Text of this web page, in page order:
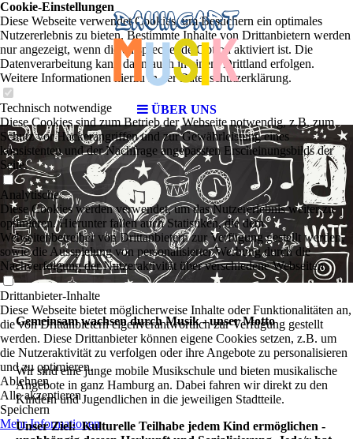
ÜBER UNS
Gemeinsam wachsen durch Musik - unser Motto
Wir sind eine junge mobile Musikschule und bieten musikalische
Angebote in ganz Hamburg an. Dabei fahren wir direkt zu den
Kindern und Jugendlichen in die jeweiligen Stadtteile.
Unser Ziel: Kulturelle Teilhabe jedem Kind ermöglichen -
Cookie-Einstellungen
Diese Webseite verwendet Cookies, um Besuchern ein optimales
Nutzererlebnis zu bieten. Bestimmte Inhalte von Drittanbietern werden
nur angezeigt, wenn die entsprechende Option aktiviert ist. Die
Datenverarbeitung kann dann auch in einem Drittland erfolgen.
Weitere Informationen hierzu in der Datenschutzerklärung.
Technisch notwendige
Diese Cookies sind zum Betrieb der Webseite notwendig, z.B. zum
Schutz vor Hackerangriffen und zur Gewährleistung eines
konsistenten und der Nachfrage angepassten Erscheinungsbilds der
Seite.
Analytische
Diese Cookies werden verwendet, um das Nutzererlebnis weiter zu
optimieren. Hierunter fallen auch Statistiken, die dem
Webseitenbetreiber von Drittanbietern zur Verfügung gestellt werden,
sowie die Ausspielung von personalisierter Werbung durch die
Nachverfolgung der Nutzeraktivität über verschiedene Webseiten.
Drittanbieter-Inhalte
Diese Webseite bietet möglicherweise Inhalte oder Funktionalitäten an,
die von Drittanbietern eigenverantwortlich zur Verfügung gestellt
werden. Diese Drittanbieter können eigene Cookies setzen, z.B. um
die Nutzeraktivität zu verfolgen oder ihre Angebote zu personalisieren
und zu optimieren.
Ablehnen
Alle akzeptieren
Speichern
Mehr Informationen